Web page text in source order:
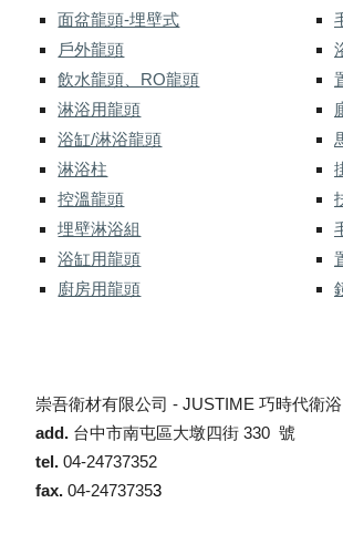
面盆龍頭-埋壁式
戶外龍頭
飲水龍頭、RO龍頭
淋浴用龍頭
浴缸/淋浴龍頭
淋浴柱
控溫龍頭
埋壁淋浴組
浴缸用龍頭
廚房用龍頭
崇吾衛材有限公司 -JUSTIME 巧時代衛浴
add. 台中市南屯區大墩四街 330 號
tel.04-24737352
fax.04-24737353